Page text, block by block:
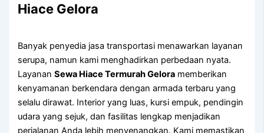
Hiace Gelora
Banyak penyedia jasa transportasi menawarkan layanan
serupa, namun kami menghadirkan perbedaan nyata.
LayananSewa Hiace Termurah Gelora memberikan
kenyamanan berkendara dengan armada terbaru yang
selalu dirawat. Interior yang luas, kursi empuk, pendingin
udara yang sejuk, dan fasilitas lengkap menjadikan
perjalanan Anda lebih menyenangkan. Kami memastikan